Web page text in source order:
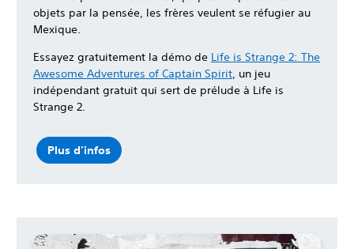
objets par la pensée, les frères veulent se réfugier au
Mexique.
Essayez gratuitement la démo de Life is Strange 2: The
Awesome Adventures of Captain Spirit, un jeu
indépendant gratuit qui sert de prélude à Life is
Strange 2.
Plus d'infos